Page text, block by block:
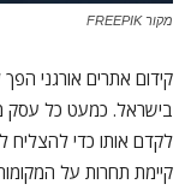
מקור FREEPIK
קידום אתרים אורגני
בישראל. כמעט כל עסק
לקדם אותו כדי להצליח
קיימת תחרות על